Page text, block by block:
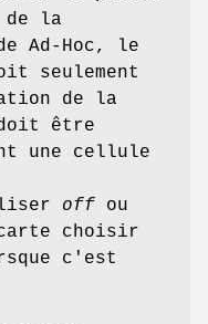
de la
Ad-Hoc, le
seulement
de la
être
une cellule
off ou
choisir
c'est